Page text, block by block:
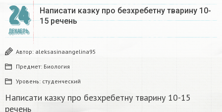
24
ДЕКАБРЬ
Написати казку про безхребетну тварину 10-
15 речень​
Автор: aleksasinaangelina95
Предмет: Биология
Уровень: студенческий
Написати казку про безхребетну тварину 10-15
речень​